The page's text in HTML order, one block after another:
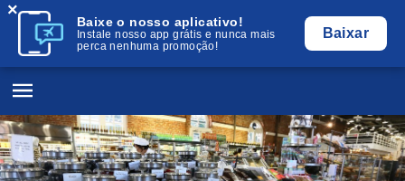
Baixe o nosso aplicativo!
Instale nosso app grátis e nunca mais
perca nenhuma promoção!
Baixar
×